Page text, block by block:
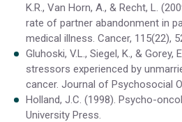
K.R., Van Horn, A., & Recht, L.
rate of partner abandonment in
medical illness. Cancer, 115(22),
Gluhoski, V.L., Siegel, K., & Gorey,
stressors experienced by
cancer. Journal of Psychosocial
Holland, J.C. (1998). Psycho-
University Press.